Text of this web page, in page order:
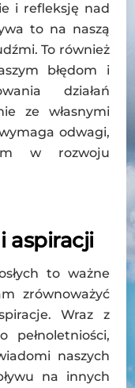
i refleksję nad
to na naszą
To również
błędom i
działań
ze własnymi
odwagi,
w rozwoju
aspiracji
to ważne
zrównoważyć
Wraz z
pełnoletniości,
naszych
na innych